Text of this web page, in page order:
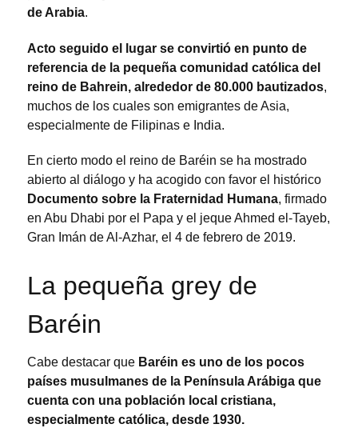
de Arabia.
Acto seguido el lugar se convirtió en punto de
referencia de la pequeña comunidad católica del
reino de Bahrein, alrededor de 80.000 bautizados,
muchos de los cuales son emigrantes de Asia,
especialmente de Filipinas e India.
En cierto modo el reino de Baréin se ha mostrado
abierto al diálogo y ha acogido con favor el histórico
Documento sobre la Fraternidad Humana, firmado
en Abu Dhabi por el Papa y el jeque Ahmed el-Tayeb,
Gran Imán de Al-Azhar, el 4 de febrero de 2019.
La pequeña grey de
Baréin
Cabe destacar que Baréin es uno de los pocos
países musulmanes de la Península Arábiga que
cuenta con una población local cristiana,
especialmente católica, desde 1930.